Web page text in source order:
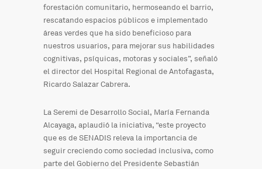
forestación comunitario, hermoseando el barrio,
rescatando espacios públicos e implementado
áreas verdes que ha sido beneficioso para
nuestros usuarios, para mejorar sus habilidades
cognitivas, psíquicas, motoras y sociales”, señaló
el director del Hospital Regional de Antofagasta,
Ricardo Salazar Cabrera.
La Seremi de Desarrollo Social, María Fernanda
Alcayaga, aplaudió la iniciativa, “este proyecto
que es de SENADIS releva la importancia de
seguir creciendo como sociedad inclusiva, como
parte del Gobierno del Presidente Sebastián